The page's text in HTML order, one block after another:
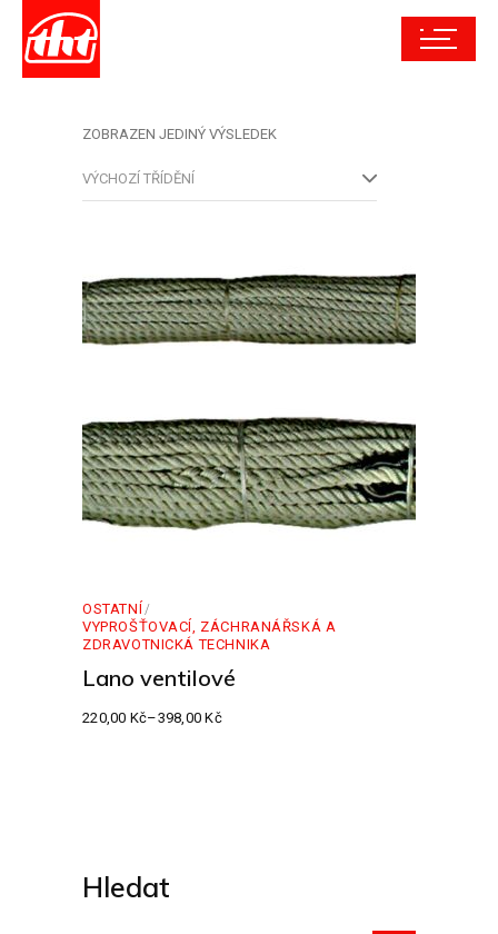
ZOBRAZEN JEDINÝ VÝSLEDEK
VÝCHOZÍ TŘÍDĚNÍ
OSTATNÍ
VYPROŠŤOVACÍ, ZÁCHRANÁŘSKÁ A
ZDRAVOTNICKÁ TECHNIKA
Lano ventilové
220,00 Kč–398,00Kč
Rozpětí
Hledat